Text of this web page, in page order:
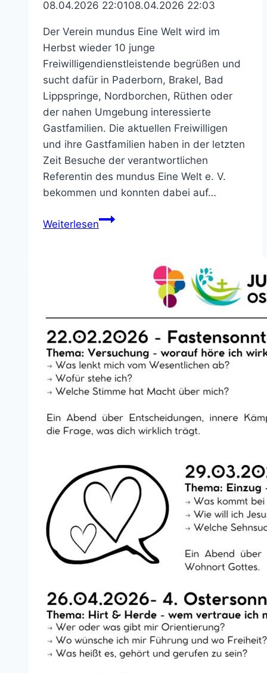
08.04.2026 22:0108.04.2026 22:03
Der Verein mundus Eine Welt wird im
Herbst wieder 10 junge
Freiwilligendienstleistende begrüßen und
sucht dafür in Paderborn, Brakel, Bad
Lippspringe, Nordborchen, Rüthen oder
der nahen Umgebung interessierte
Gastfamilien. Die aktuellen Freiwilligen
und ihre Gastfamilien haben in der letzten
Zeit Besuche der verantwortlichen
Referentin des mundus Eine Welt e. V.
bekommen und konnten dabei auf…
WeiterlesenGastfamilien
Freiwilligendienstleistende
Gastfamilienbesuche
zeigen
spannende
Einblicke